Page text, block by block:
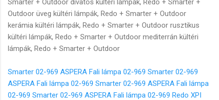
Smarter 02-969 ASPERA Fali lámpa 02-969 Smarter 02-969
ASPERA Fali lámpa 02-969 Smarter 02-969 ASPERA Fali lámpa
02-969 Smarter 02-969 ASPERA Fali lámpa 02-969 Redo XPI